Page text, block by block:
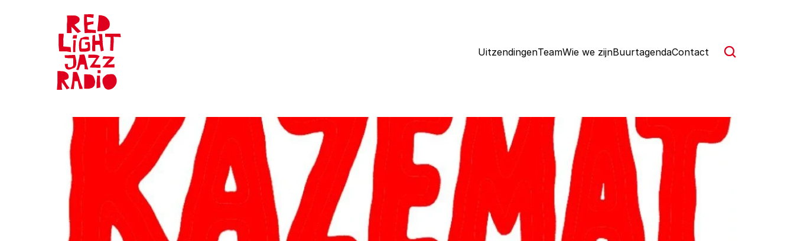
UitzendingenTeamWie we zijnBuurtagendaContact